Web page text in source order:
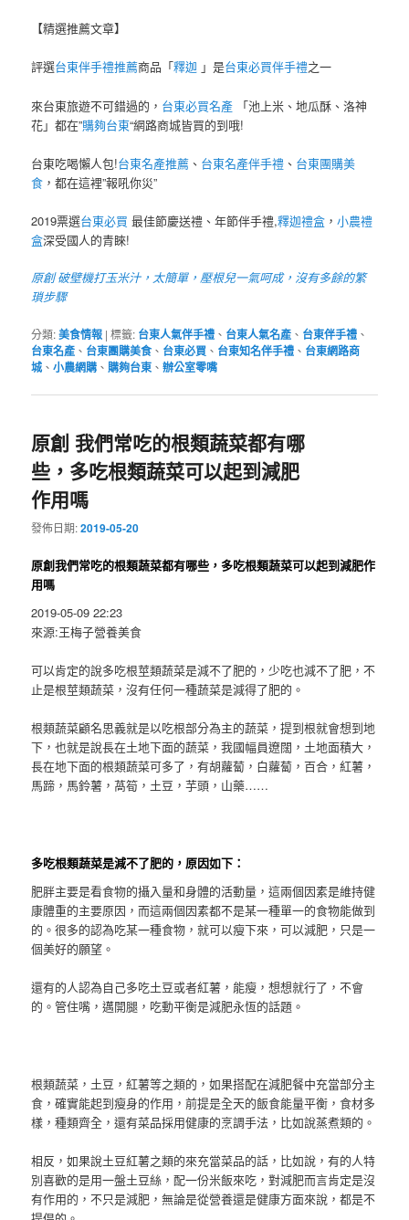
【精選推薦文章】
評選台東伴手禮推薦商品「釋迦 」是台東必買伴手禮之一
來台東旅遊不可錯過的， 台東必買名產 「池上米、地瓜酥、洛神
花」都在”購夠台東“網路商城皆買的到哦!
台東吃喝懶人包!台東名產推薦 、 台東名產伴手禮 、 台東團購美
食 ，都在這裡”報吼你災”
2019票選台東必買 最佳節慶送禮、年節伴手禮,釋迦禮盒 ，小農禮
盒深受國人的青睞!
原創 破壁機打玉米汁，太簡單，壓根兒一氣呵成，沒有多餘的繁
瑣步驟
分類:美食情報 |標籤: 台東人氣伴手禮 、 台東人氣名產 、 台東伴手禮 、
台東名產 、 台東團購美食 、 台東必買 、 台東知名伴手禮 、 台東網路商
城 、小農網購 、 購夠台東 、辦公室零嘴
原創 我們常吃的根類蔬菜都有哪
些，多吃根類蔬菜可以起到減肥
作用嗎
發佈日期:2019-05-20
原創我們常吃的根類蔬菜都有哪些，多吃根類蔬菜可以起到減肥作
用嗎
2019-05-09 22:23
來源:王梅子營養美食
可以肯定的說多吃根莖類蔬菜是減不了肥的，少吃也減不了肥，不
止是根莖類蔬菜，沒有任何一種蔬菜是減得了肥的。
根類蔬菜顧名思義就是以吃根部分為主的蔬菜，提到根就會想到地
下，也就是說長在土地下面的蔬菜，我國幅員遼闊，土地面積大，
長在地下面的根類蔬菜可多了，有胡蘿蔔，白蘿蔔，百合，紅薯，
馬蹄，馬鈴薯，萵筍，土豆，芋頭，山藥……
多吃根類蔬菜是減不了肥的，原因如下：
肥胖主要是看食物的攝入量和身體的活動量，這兩個因素是維持健
康體重的主要原因，而這兩個因素都不是某一種單一的食物能做到
的。很多的認為吃某一種食物，就可以瘦下來，可以減肥，只是一
個美好的願望。
還有的人認為自己多吃土豆或者紅薯，能瘦，想想就行了，不會
的。管住嘴，邁開腿，吃動平衡是減肥永恆的話題。
根類蔬菜，土豆，紅薯等之類的，如果搭配在減肥餐中充當部分主
食，確實能起到瘦身的作用，前提是全天的飯食能量平衡，食材多
樣，種類齊全，還有菜品採用健康的烹調手法，比如說蒸煮類的。
相反，如果說土豆紅薯之類的來充當菜品的話，比如說，有的人特
別喜歡的是用一盤土豆絲，配一份米飯來吃，對減肥而言肯定是沒
有作用的，不只是減肥，無論是從營養還是健康方面來說，都是不